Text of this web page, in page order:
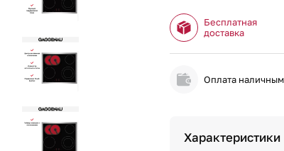
Бесплатная
доставка
Оплата
Характеристики